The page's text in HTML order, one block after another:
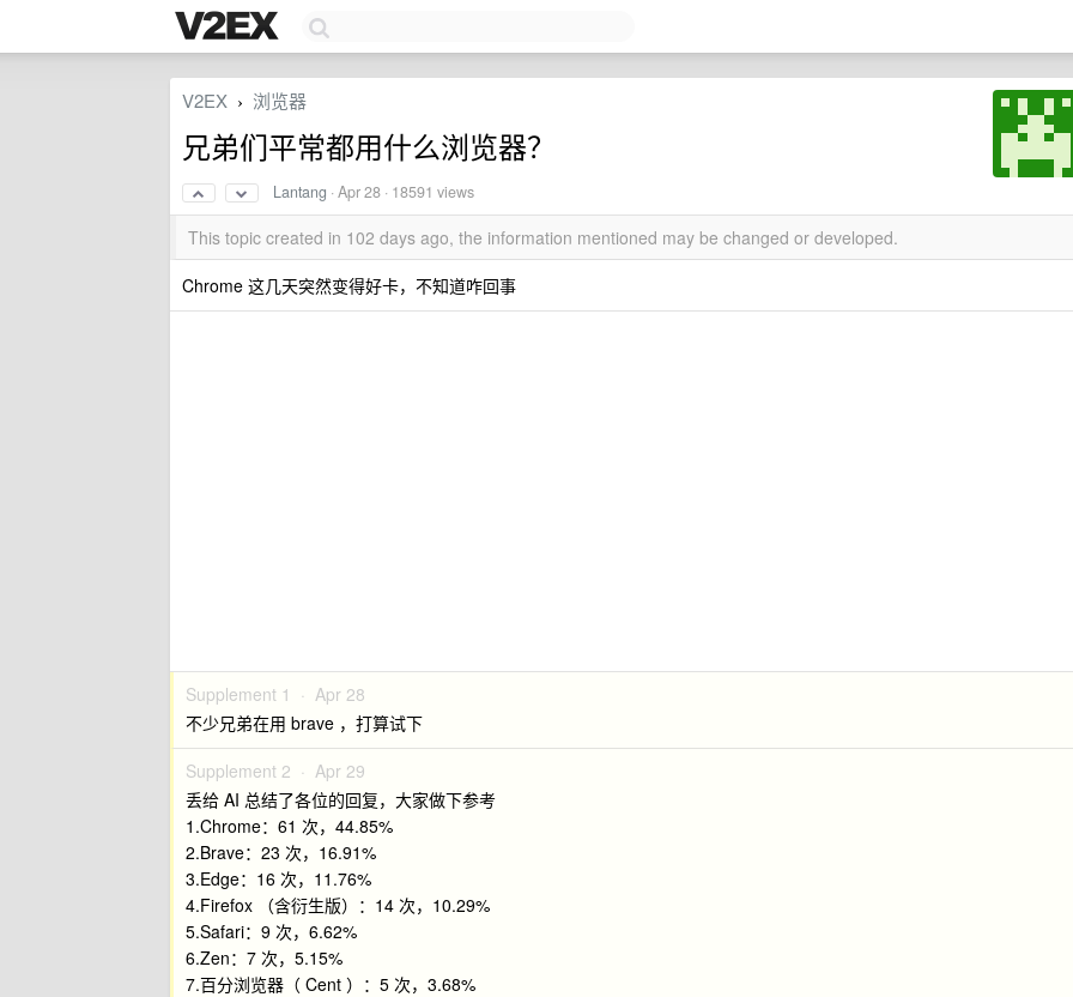
V2EX › 浏览器
兄弟们平常都用什么浏览器？
Lantang ·Apr 28 · 18591 views
This topic created in 102 days ago, the information mentioned may be changed or developed.
Chrome 这几天突然变得好卡，不知道咋回事
Supplement 1 · Apr 28
不少兄弟在用 brave ，打算试下
Supplement 2 · Apr 29
丢给 AI 总结了各位的回复，大家做下参考
1.Chrome：61 次，44.85%
2.Brave：23 次，16.91%
3.Edge：16 次，11.76%
4.Firefox （含衍生版）：14 次，10.29%
5.Safari：9 次，6.62%
6.Zen：7 次，5.15%
7.百分浏览器（ Cent ）：5 次，3.68%